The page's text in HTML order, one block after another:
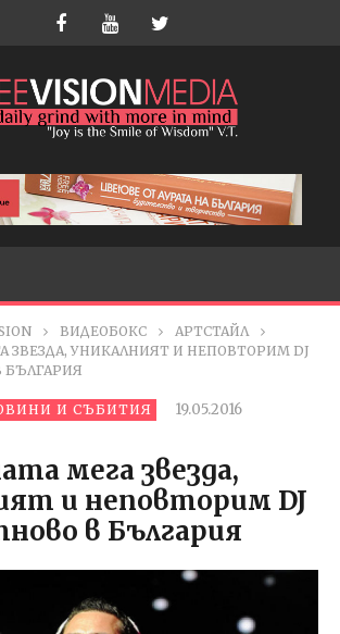
ВИДЕОБОКС
АРТСТАЙЛ
ЗВЕЗДА, УНИКAЛНИЯТ И НЕПОВТОРИМ DJ
БЪЛГАРИЯ
И СЪБИТИЯ
19.05.2016
мега звезда,
и неповторим DJ
в България